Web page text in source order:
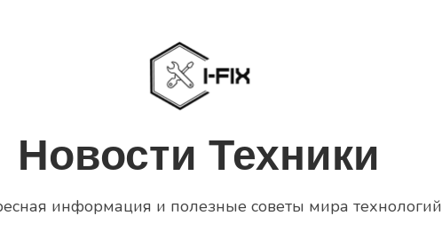
Новости Техники
информация и полезные советы мира технологий